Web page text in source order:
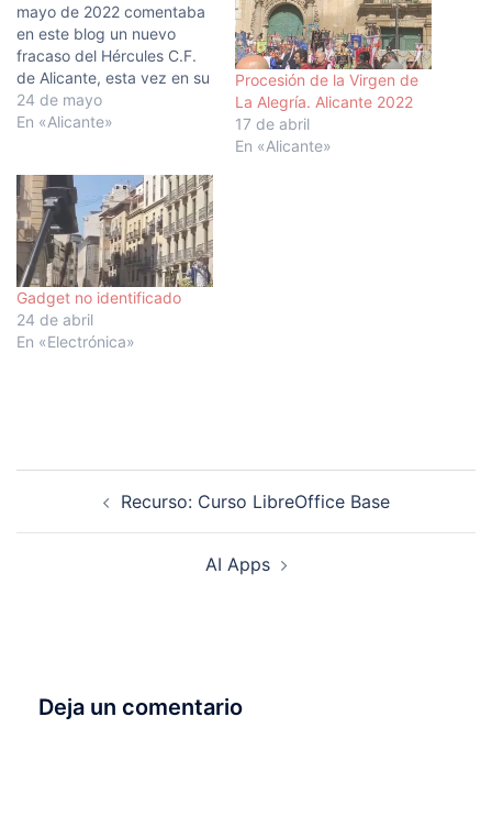
mayo de 2022 comentaba
en este blog un nuevo
fracaso del Hércules C.F.
de Alicante, esta vez en su
intento de ascenso a la 1ª
RFEF. En ese momento se
actual propietario del club,
cuyos permisos habían
sido…
24 de mayo
En «Alicante»
Procesión de la Virgen de
La Alegría. Alicante 2022
17 de abril
En «Alicante»
Gadget no identificado
24 de abril
En «Electrónica»
Recurso: Curso LibreOffice Base
AI Apps
Deja un comentario